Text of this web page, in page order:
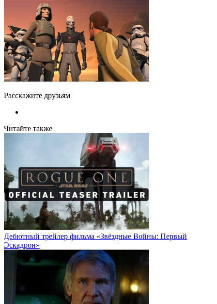
Расскажите друзьям
Читайте также
Дебютный трейлер фильма «Звёздные Войны: Первый
Эскадрон»